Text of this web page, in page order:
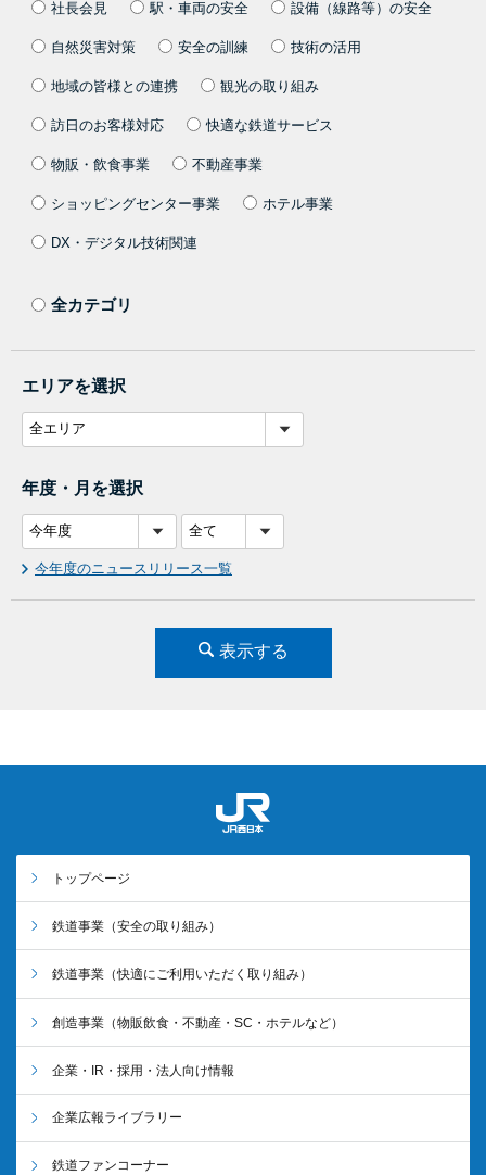
社長会見 駅・車両の安全 設備（線路等）の安全
自然災害対策 安全の訓練 技術の活用
地域の皆様との連携 観光の取り組み
訪日のお客様対応 快適な鉄道サービス
物販・飲食事業 不動産事業
ショッピングセンター事業 ホテル事業
DX・デジタル技術関連
全カテゴリ
エリアを選択
年度・月を選択
今年度のニュースリリース一覧
表示する
トップページ
鉄道事業 （安全の取り組み）
鉄道事業 （快適にご利用いただく取り組み）
創造事業 （物販飲食・不動産・SC・ホテルなど）
企業・IR・採用・法人向け情報
企業広報ライブラリー
鉄道ファンコーナー